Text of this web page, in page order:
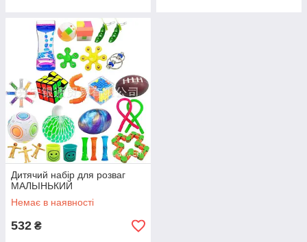
Дитячий набір для розваг
МАЛЬІНЬКИЙ
Немає в наявності
532 ₴